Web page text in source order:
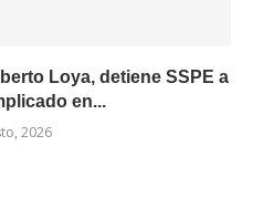
Loya, detiene SSPE a
en...
2026